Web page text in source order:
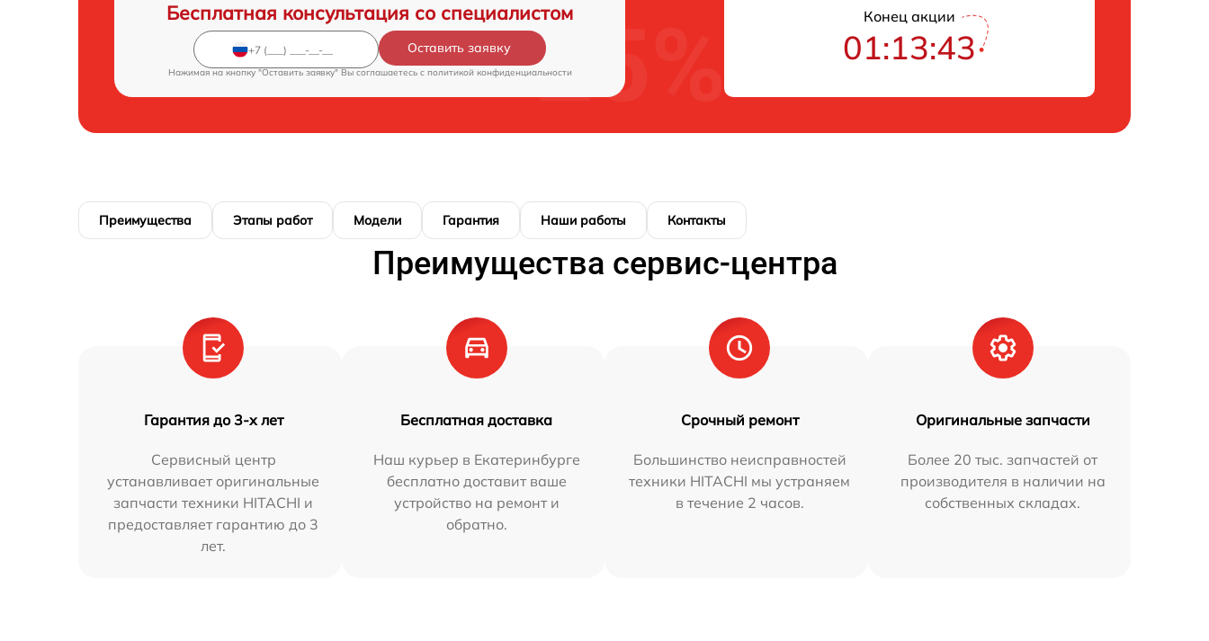
Бесплатная консультация со специалистом
Оставить заявку
Нажимая на кнопку "Оставить заявку" Вы соглашаетесь c политикой конфиденциальности
Конец акции
01:13:42
Преимущества Этапы работ Модели Гарантия Наши работы Контакты
Преимущества сервис-центра
Гарантия до 3-х лет
Сервисный центр
устанавливает оригинальные
запчасти техники HITACHI и
предоставляет гарантию до 3
лет.
Бесплатная доставка
Наш курьер в Екатеринбурге
бесплатно доставит ваше
устройство на ремонт и
обратно.
Срочный ремонт
Большинство неисправностей
техники HITACHI мы устраняем
в течение 2 часов.
Оригинальные запчасти
Более 20 тыс. запчастей от
производителя в наличии на
собственных складах.